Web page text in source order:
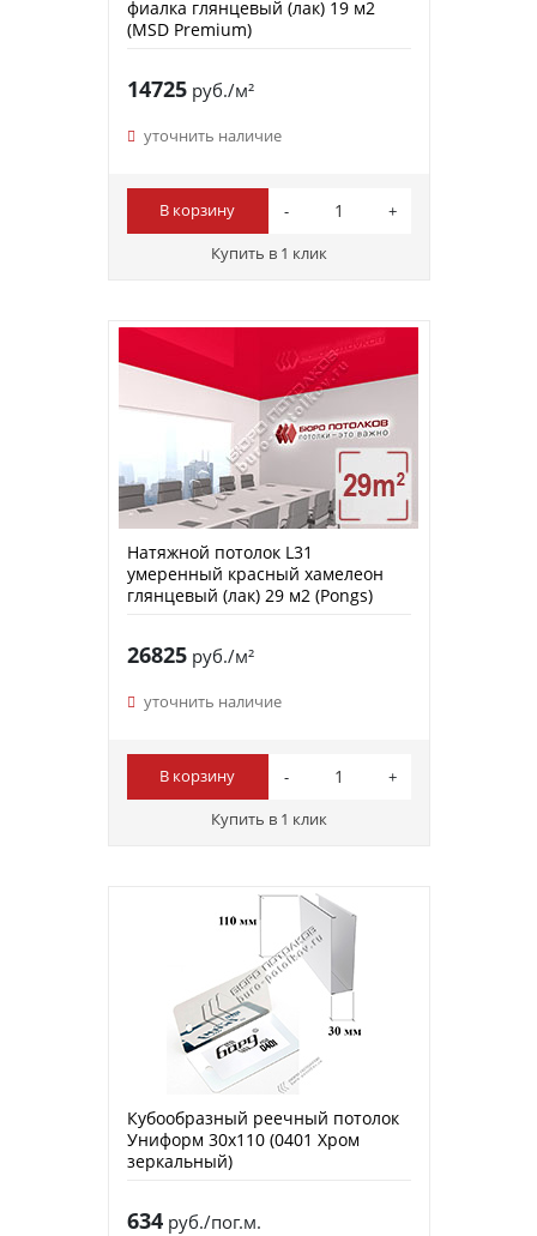
фиалка глянцевый (лак) 19 м2
(MSD Premium)
14725руб./м²
уточнить наличие
В корзину
Купить в 1 клик
Натяжной потолок L31
умеренный красный хамелеон
глянцевый (лак) 29 м2 (Pongs)
26825руб./м²
уточнить наличие
В корзину
Купить в 1 клик
Кубообразный реечный потолок
Униформ 30х110 (0401 Хром
зеркальный)
634руб./пог.м.